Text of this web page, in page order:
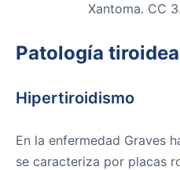
Xantoma. CC
Patología tiroidea
Hipertiroidismo
En la enfermedad Graves
se caracteriza por placas